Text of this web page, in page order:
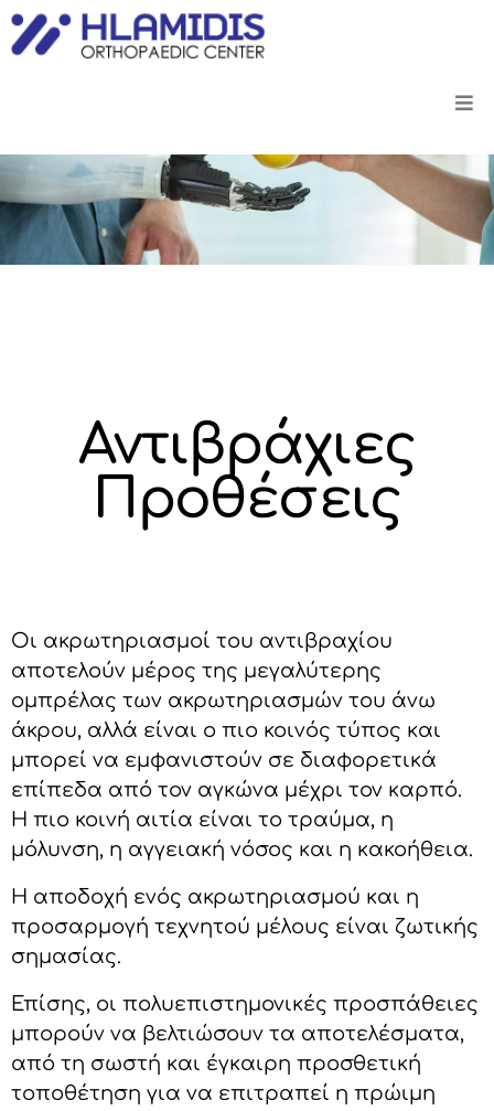
Αντιβράχιες
Προθέσεις
Οι ακρωτηριασμοί του αντιβραχίου
αποτελούν μέρος της μεγαλύτερης
ομπρέλας των ακρωτηριασμών του άνω
άκρου, αλλά είναι ο πιο κοινός τύπος και
μπορεί να εμφανιστούν σε διαφορετικά
επίπεδα από τον αγκώνα μέχρι τον καρπό.
Η πιο κοινή αιτία είναι το τραύμα, η
μόλυνση, η αγγειακή νόσος και η κακοήθεια.
Η αποδοχή ενός ακρωτηριασμού και η
προσαρμογή τεχνητού μέλους είναι ζωτικής
σημασίας.
Επίσης, οι πολυεπιστημονικές προσπάθειες
μπορούν να βελτιώσουν τα αποτελέσματα,
από τη σωστή και έγκαιρη προσθετική
τοποθέτηση για να επιτραπεί η πρώιμη